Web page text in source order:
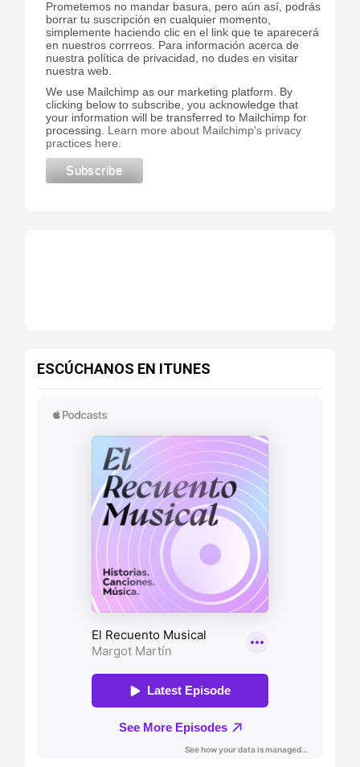
Prometemos no mandar basura, pero aún así, podrás
borrar tu suscripción en cualquier momento,
simplemente haciendo clic en el link que te aparecerá
en nuestros corrreos. Para información acerca de
nuestra política de privacidad, no dudes en visitar
nuestra web.
We use Mailchimp as our marketing platform. By
clicking below to subscribe, you acknowledge that
your information will be transferred to Mailchimp for
processing. Learn more about Mailchimp's privacy
practices here.
ESCÚCHANOS EN ITUNES